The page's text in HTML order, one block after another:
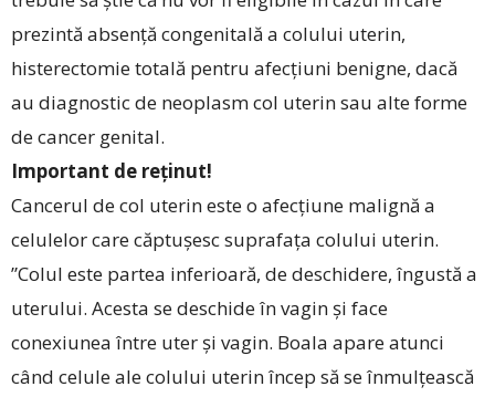
prezintă absență congenitală a colului uterin,
histerectomie totală pentru afecțiuni benigne, dacă
au diagnostic de neoplasm col uterin sau alte forme
de cancer genital.
Important de reținut!
Cancerul de col uterin este o afecțiune malignă a
celulelor care căptușesc suprafața colului uterin.
”Colul este partea inferioară, de deschidere, îngustă a
uterului. Acesta se deschide în vagin și face
conexiunea între uter și vagin. Boala apare atunci
când celule ale colului uterin încep să se înmulțească